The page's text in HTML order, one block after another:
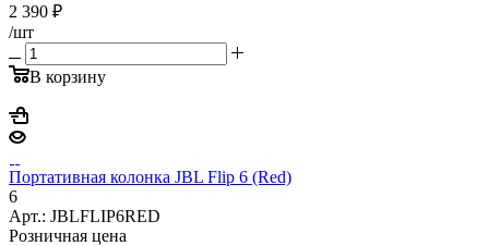
2 390 ₽
/шт
В корзину
Портативная колонка JBL Flip 6 (Red)
6
Арт.: JBLFLIP6RED
Розничная цена